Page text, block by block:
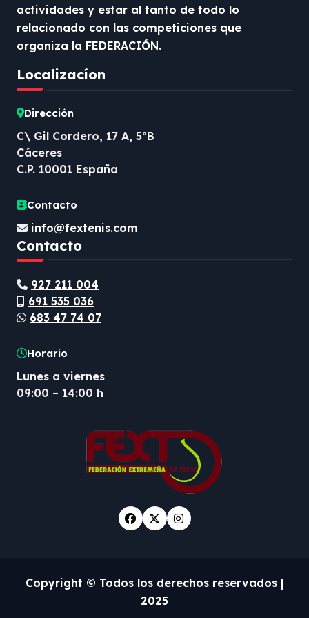
actividades y estar al tanto de todo lo
relacionado con las competiciones que
organiza la FEDERACIÓN.
Localizacíon
Dirección
C\ Gil Cordero, 17 A, 5ºB
Cáceres
C.P. 10001 España
Contacto
info@fextenis.com
Contacto
927 211 004
691 535 036
683 47 74 07
Horario
Lunes a viernes
09:00 – 14:00 h
Copyright © Todos los derechos reservados |
2025